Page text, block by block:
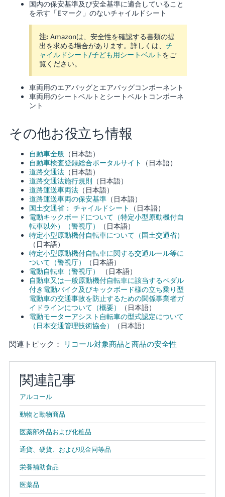
国内の保安基準及び安全基準に適合していること
を示す「Eマーク」のないチャイルドシート
注: Amazonは、安全性を確認する書類の提
出を求める場合があります。詳しくは、 チ
ャイルドシート/子ども用シートベルト をご
覧ください。
車両用のエアバッグとエアバッグコンポーネント
車両用のシートベルトとシートベルトコンポーネ
ント
その他お役立ち情報
自動車全般（日本語）
自動車検査登録総合ポータルサイト
（日本語）
道路交通法（日本語）
道路交通法施行規則 （日本語）
道路運送車両法（日本語）
道路運送車両の保安基準（日本語）
国土交通省： チャイルドシート
（日本語）
電動キックボードについて（特定小型原動機付自
転車以外）（警視庁）
（日本語）
特定小型原動機付自転車について（国土交通省）
（日本語）
特定小型原動機付自転車に関する交通ルール等に
ついて（警視庁）
（日本語）
電動自転車（警視庁）
（日本語）
自動車又は一般原動機付自転車に該当するペダル
付き電動バイク及びキックボード様の立ち乗り型
電動車の交通事故を防止するための関係事業者ガ
イドラインについて（概要）
（日本語）
電動モーターアシスト自転車の型式認定について
（日本交通管理技術協会）
（日本語）
関連トピック： リコール対象商品と商品の安全性
関連記事
アルコール
動物と動物商品
医薬部外品および化粧品
通貨、硬貨、および現金同等品
栄養補助食品
医薬品